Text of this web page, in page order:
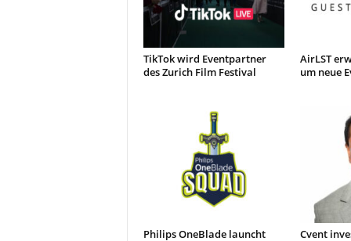
TikTok wird Eventpartner
des Zurich Film Festival
AirLST
um neue
Philips OneBlade launcht
Cvent